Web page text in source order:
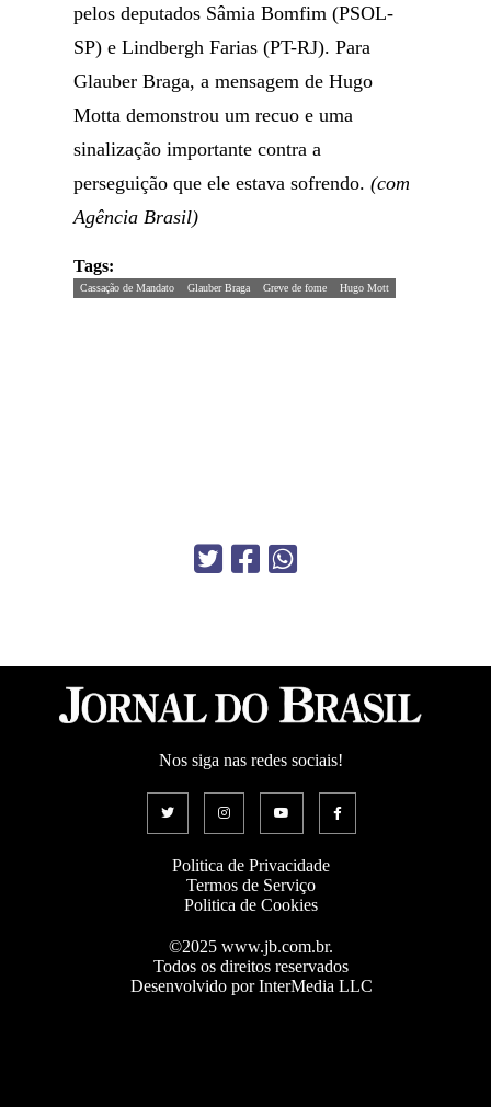
pelos deputados Sâmia Bomfim (PSOL-
SP) e Lindbergh Farias (PT-RJ). Para
Glauber Braga, a mensagem de Hugo
Motta demonstrou um recuo e uma
sinalização importante contra a
perseguição que ele estava sofrendo. (com
Agência Brasil)
Tags:
Cassação de Mandato Glauber Braga Greve de fome Hugo Mott
Nos siga nas redes sociais!
Politica de Privacidade
Termos de Serviço
Politica de Cookies
©2025 www.jb.com.br.
Todos os direitos reservados
Desenvolvido por InterMedia LLC